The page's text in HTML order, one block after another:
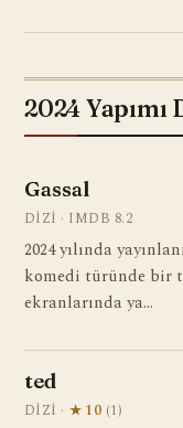
2024
Gassal
DIZI · IMDB 8.2
2024 yılında
komedi türünde bir
ekranlarında ya…
ted
DIZI · ★ 10 (1)